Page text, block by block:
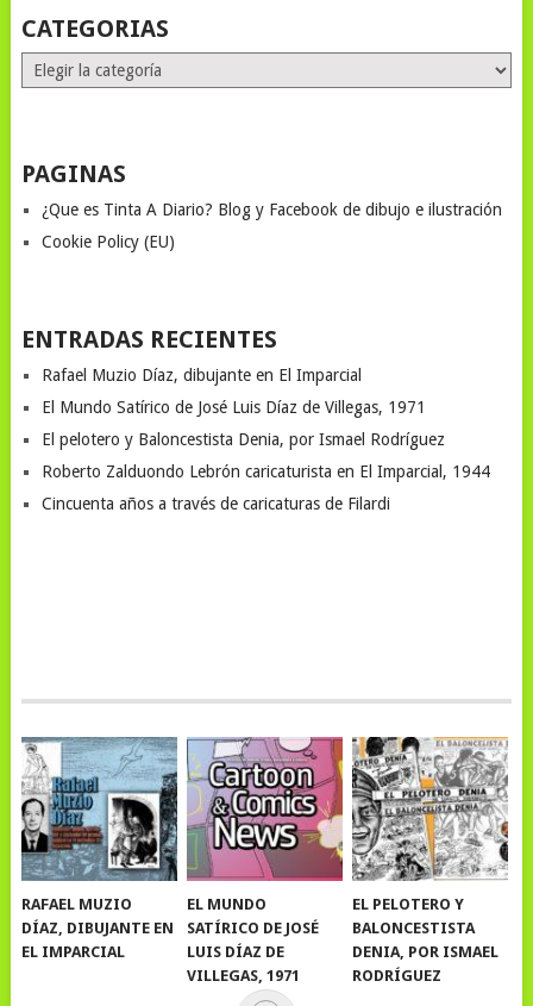
CATEGORIAS
Categorias
PAGINAS
¿Que es Tinta A Diario? Blog y Facebook de dibujo e ilustración
Cookie Policy (EU)
ENTRADAS RECIENTES
Rafael Muzio Díaz, dibujante en El Imparcial
El Mundo Satírico de José Luis Díaz de Villegas, 1971
El pelotero y Baloncestista Denia, por Ismael Rodríguez
Roberto Zalduondo Lebrón caricaturista en El Imparcial, 1944
Cincuenta años a través de caricaturas de Filardi
RAFAEL MUZIO
DÍAZ, DIBUJANTE EN
EL IMPARCIAL
EL MUNDO
SATÍRICO DE JOSÉ
LUIS DÍAZ DE
VILLEGAS, 1971
EL PELOTERO Y
BALONCESTISTA
DENIA, POR ISMAEL
RODRÍGUEZ